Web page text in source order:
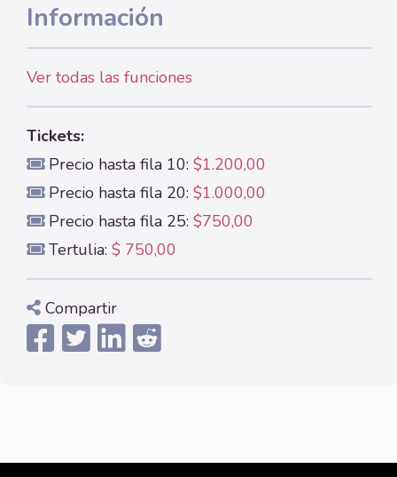
Información
Ver todas las funciones
Tickets:
Precio hasta fila 10: $1.200,00
Precio hasta fila 20: $1.000,00
Precio hasta fila 25: $750,00
Tertulia: $ 750,00
Compartir